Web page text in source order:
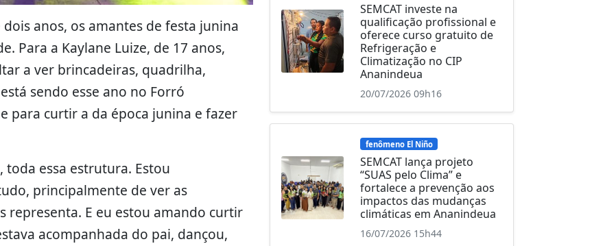
anos, os amantes de festa junina
Para a Kaylane Luize, de 17 anos,
a ver brincadeiras, quadrilha,
sendo esse ano no Forró
para curtir a da época junina e fazer
essa estrutura. Estou
principalmente de ver as
representa. E eu estou amando curtir
acompanhada do pai, dançou,
SEMCAT investe na
qualificação profissional e
oferece curso gratuito de
Refrigeração e
Climatização no CIP
Ananindeua
20/07/2026 09h16
fenômeno El Niño
SEMCAT lança projeto
“SUAS pelo Clima” e
fortalece a prevenção aos
impactos das mudanças
climáticas em Ananindeua
16/07/2026 15h44